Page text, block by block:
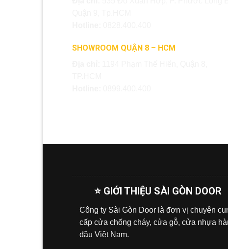
SHOWROOM QUẬN 8 – HCM
⭐ GIỚI THIỆU SÀI GÒN DOOR
Công ty Sài Gòn Door là đơn vị chuyên
cấp cửa chống cháy, cửa gỗ, cửa nhựa
đầu Việt Nam.